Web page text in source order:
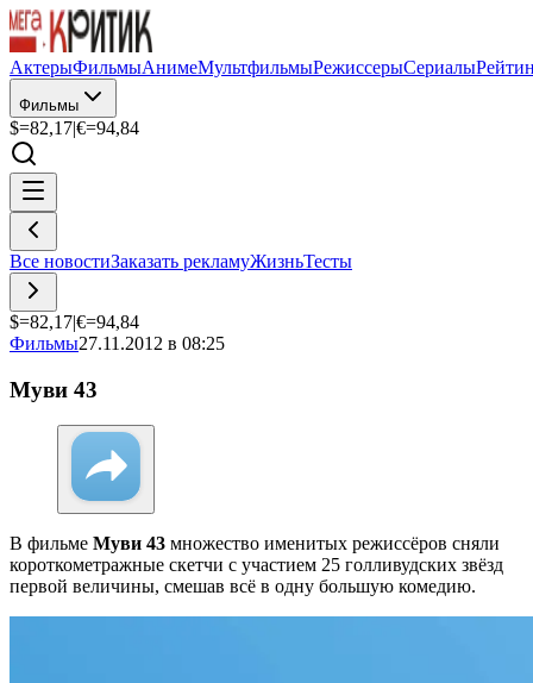
АктерыФильмыАнимеМультфильмыРежиссерыСериалы
Фильмы
$=82,17|€=94,84
Все новостиЗаказать рекламуЖизньТесты
$=82,17|€=94,84
Фильмы27.11.2012 в 08:25
Муви 43
В фильме Муви 43 множество именитых режиссёров сняли
короткометражные скетчи с участием 25 голливудских звёзд
первой величины, смешав всё в одну большую комедию.